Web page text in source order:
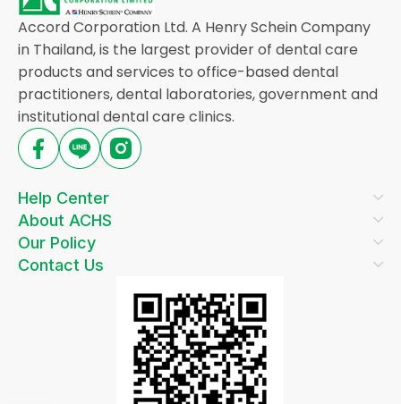
Accord Corporation Ltd. A Henry Schein Company
in Thailand, is the largest provider of dental care
products and services to office-based dental
practitioners, dental laboratories, government and
institutional dental care clinics.
Help Center
About ACHS
Our Policy
Contact Us